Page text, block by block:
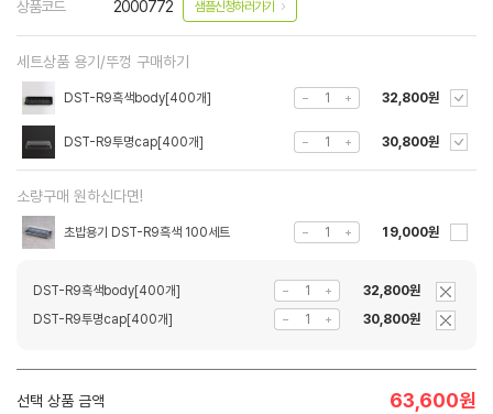
상품코드 2000772 샘플신청하러가기
세트상품 용기/뚜껑 구매하기
DST-R9흑색body[400개] 32,800원
DST-R9투명cap[400개] 30,800원
소량구매 원하신다면!
초밥용기 DST-R9흑색 100세트 19,000원
DST-R9흑색body[400개]
32,800원
DST-R9투명cap[400개]
30,800원
선택 상품 금액 63,600원